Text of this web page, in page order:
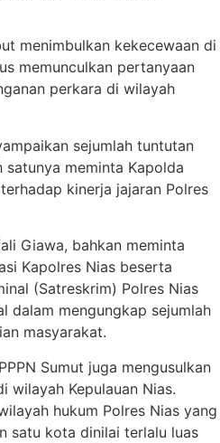
menimbulkan kekecewaan di
memunculkan pertanyaan
perkara di wilayah
sejumlah tuntutan
satunya meminta Kapolda
kinerja jajaran Polres
Giawa, bahkan meminta
Kapolres Nias beserta
(Satreskrim) Polres Nias
dalam mengungkap sejumlah
masyarakat.
Sumut juga mengusulkan
wilayah Kepulauan Nias.
hukum Polres Nias yang
satu kota dinilai terlalu luas